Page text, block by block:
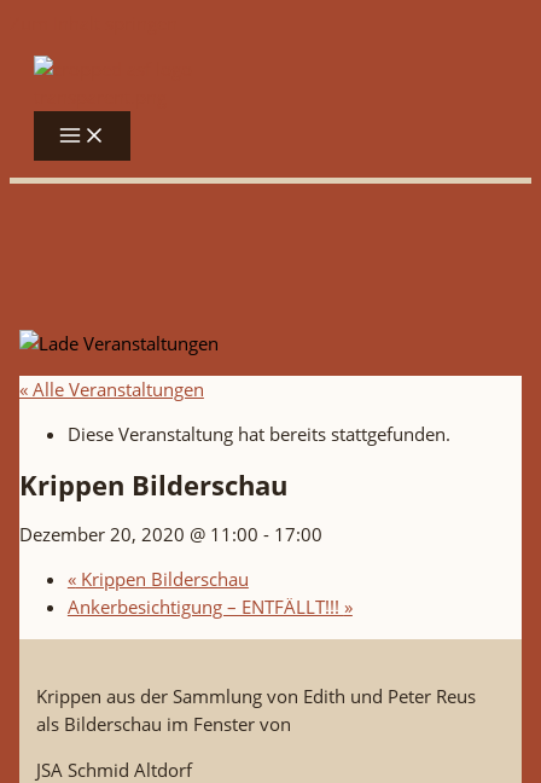
« Alle Veranstaltungen
Diese Veranstaltung hat bereits stattgefunden.
Krippen Bilderschau
Dezember 20, 2020 @ 11:00 - 17:00
«Krippen Bilderschau
Ankerbesichtigung – ENTFÄLLT!!! »
Krippen aus der Sammlung von Edith und Peter Reus
als Bilderschau im Fenster von
JSA Schmid Altdorf